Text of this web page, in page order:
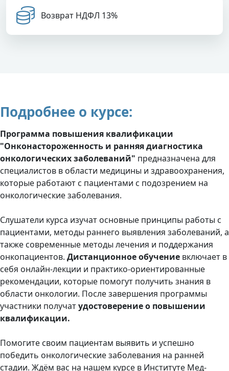
Возврат НДФЛ 13%
Подробнее о курсе:
Программа повышения квалификации
"Онконастороженность и ранняя диагностика
онкологических заболеваний" предназначена для
специалистов в области медицины и здравоохранения,
которые работают с пациентами с подозрением на
онкологические заболевания.
Слушатели курса изучат основные принципы работы с
пациентами, методы раннего выявления заболеваний, а
также современные методы лечения и поддержания
онкопациентов. Дистанционное обучение включает в
себя онлайн-лекции и практико-ориентированные
рекомендации, которые помогут получить знания в
области онкологии. После завершения программы
участники получатудостоверение о повышении
квалификации.
Помогите своим пациентам выявить и успешно
победить онкологические заболевания на ранней
стадии. Ждём вас на нашем курсе в Институте Мед-